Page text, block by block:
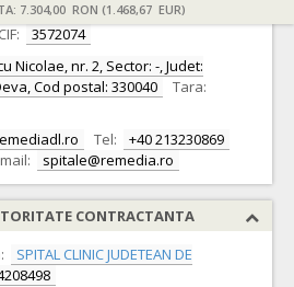
7.304,00 RON (1.468,67 EUR)
REMEDIA DISTRIBUTION &
CIF:
3572074
Nicolae, nr. 2, Sector: -, Judet:
Cod postal: 330040
Tara:
Tel:
+40 213230869
spitale@remedia.ro
CONTRACTANTA
SPITAL CLINIC JUDETEAN DE